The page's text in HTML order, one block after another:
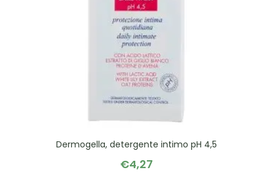
Dermogella, detergente intimo pH 4,5
€4,27